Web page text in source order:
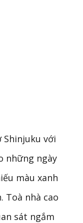
Shinjuku với
những ngày
màu xanh
Toà nhà cao
sát ngắm